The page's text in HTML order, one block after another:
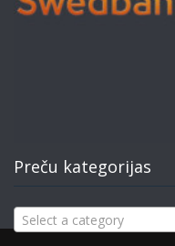
Preču kategorijas
Select a category